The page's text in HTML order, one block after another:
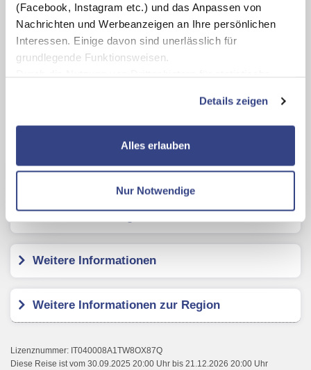
(Facebook, Instagram etc.) und das Anpassen von
Nachrichten und Werbeanzeigen an Ihre persönlichen
Interessen. Einige davon sind unerlässlich für
grundlegende Funktionsweisen.
zusätzliche Dienste bzw. Technologien von Drittanbietern
nutzen und uns sowie Dritten weitere Personalisierungen
ermöglichen, dabei kommt es auch zu Übermittlungen
Datenschutzseite
Mit Klick auf "Alles erlauben" stimmen Sie der
Verwendung der Cookies & Plugins auf unseren
Details zeigen
Alles erlauben
Nur Notwendige
Miniclub (Juli - August, lt. Aushang vor Ort)
2 Liegen und 1 Sonnenschirm am Strand bei Buchung mit
Halbpension
Fahrradverleih (witterungsbedingt und nach Verfügbarkeit
Karte ansehen
Grand Hotel Da Vinci
Weitere Informationen
Weitere Informationen zur Region
Lizenznummer: IT040008A1TW8OX87Q
Diese Reise ist vom 30.09.2025 20:00 Uhr bis 21.12.2026 20:00 Uhr